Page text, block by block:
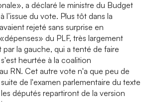
a déclaré le ministre du Budget
l’issue du vote. Plus tôt dans la
rejeté sans surprise en
du PLF, très largement
la gauche, qui a tenté de faire
heurtée à la coalition
RN. Cet autre vote n'a que peu de
de l'examen parlementaire du texte
députés repartiront de la version